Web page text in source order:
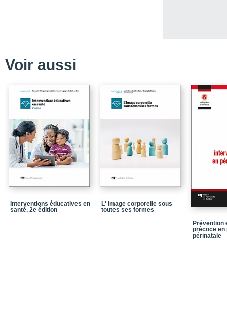
Voir aussi
Interventions éducatives en
santé, 2e édition
L' image corporelle sous
toutes ses formes
Prévention
précoce en
périnatale